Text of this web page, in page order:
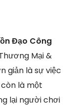
Đạo Công
Mại &
giản là sự việc
là một
lại người chơi